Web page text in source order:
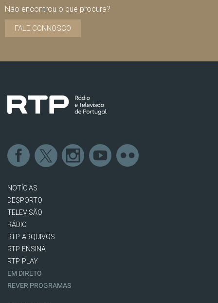
Não encontrou o que procura?
FALE CONNOSCO
NOTÍCIAS
DESPORTO
TELEVISÃO
RÁDIO
RTP ARQUIVOS
RTP ENSINA
RTP PLAY
EM DIRETO
REVER PROGRAMAS